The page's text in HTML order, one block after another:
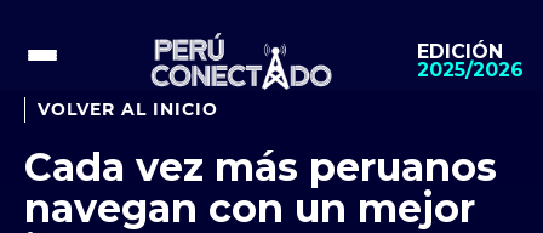
EDICIÓN
2025/2026
VOLVER AL INICIO
Cada vez más peruanos
navegan con un mejor